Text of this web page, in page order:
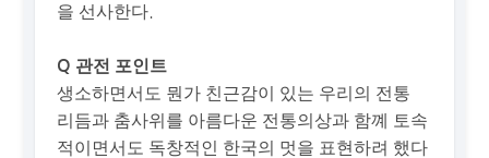
을 선사한다.
Q 관전 포인트
생소하면서도 뭔가 친근감이 있는 우리의 전통
리듬과 춤사위를 아름다운 전통의상과 함꼐 토속
적이면서도 독창적인 한국의 멋을 표현하려 했다